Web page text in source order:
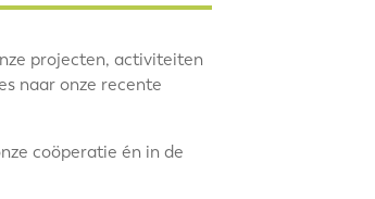
projecten, activiteiten
naar onze recente
coöperatie én in de